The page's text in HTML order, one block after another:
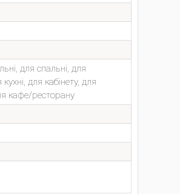
для спальні, для
для кабінету, для
кафе/ресторану